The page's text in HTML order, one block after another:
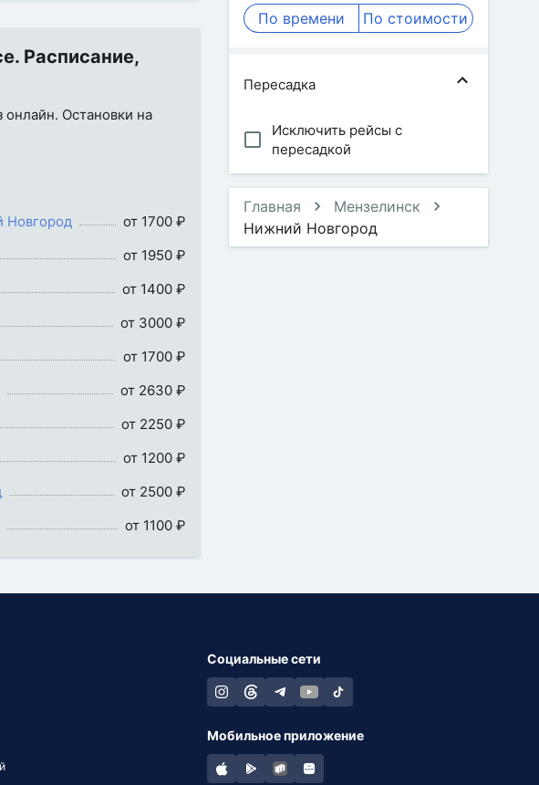
Расписание,
Остановки на
от 1700 ₽
от 1950 ₽
от 1400 ₽
от 3000 ₽
от 1700 ₽
от 2630 ₽
от 2250 ₽
от 1200 ₽
от 2500 ₽
от 1100 ₽
По времени По стоимости
Пересадка
Исключить рейсы с
пересадкой
Главная
Мензелинск
Нижний Новгород
Социальные сети
Мобильное приложение